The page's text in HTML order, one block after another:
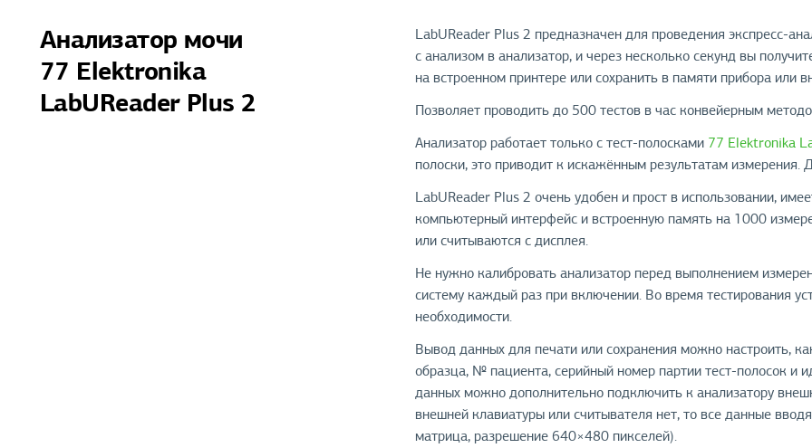
Анализатор мочи
77 Elektronika
LabUReader Plus 2
LabUReader Plus 2 предназначен для проведения экспресс-
с анализом в анализатор, и через несколько секунд вы
на встроенном принтере или сохранить в памяти прибора или
Позволяет проводить до 500 тестов в час конвейерным
Анализатор работает только с тест-полосками 77 Elektronika
полоски, это приводит к искажённым результатам
LabUReader Plus 2 очень удобен и прост в использовании,
компьютерный интерфейс и встроенную память на 1000
или считываются с дисплея.
Не нужно калибровать анализатор перед выполнением
систему каждый раз при включении. Во время тестирования
необходимости.
Вывод данных для печати или сохранения можно настроить,
образца, № пациента, серийный номер партии тест-полосок и
данных можно дополнительно подключить к анализатору
внешней клавиатуры или считывателя нет, то все данные
матрица, разрешение 640×480 пикселей).